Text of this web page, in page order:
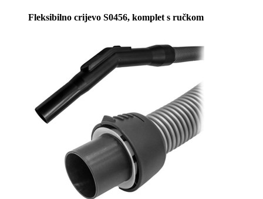
Fleksibilno crijevo S0456, komplet s ručkom